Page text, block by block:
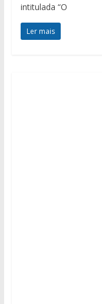
intitulada “O
Ler mais